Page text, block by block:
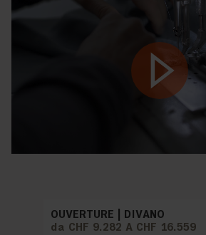
Play
OUVERTURE | DIVANO
da CHF 9.282 A CHF 16.559